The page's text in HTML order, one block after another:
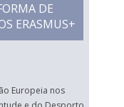
DE
ERASMUS+
Europeia nos